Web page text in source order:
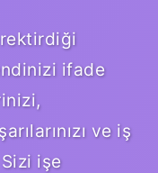
ifade
ve iş
işe